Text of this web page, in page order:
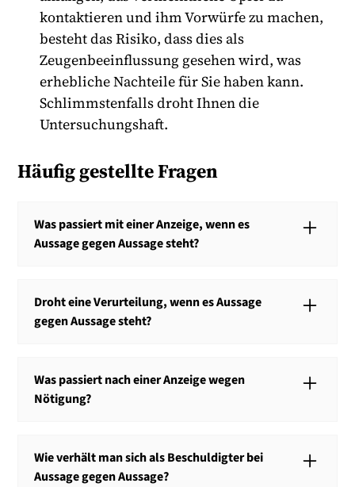
kontaktieren und ihm Vorwürfe zu machen,
besteht das Risiko, dass dies als
Zeugenbeeinflussung gesehen wird, was
erhebliche Nachteile für Sie haben kann.
Schlimmstenfalls droht Ihnen die
Untersuchungshaft.
Häufig gestellte Fragen
Was passiert mit einer Anzeige, wenn es
Aussage gegen Aussage steht?
Ermittlungsverfahren in den meisten Fällen
eingestellt. Zu einer Verurteilung kommt es nur in
seltenen Ausnahmefällen.
Droht eine Verurteilung, wenn es Aussage
gegen Aussage steht?
grundsätzlich keine Verurteilung. Eine Verurteilung
droht nur, wenn das Gericht keine Zweifel daran hat,
dass die Straftat begangen wurde.
Was passiert nach einer Anzeige wegen
Nötigung?
die Ermittlungen auf. Wenn es der Polizei gelingt, den
Täter zu ermitteln, droht eine Anklage vor Gericht.
Wie verhält man sich als Beschuldigter bei
Aussage gegen Aussage?